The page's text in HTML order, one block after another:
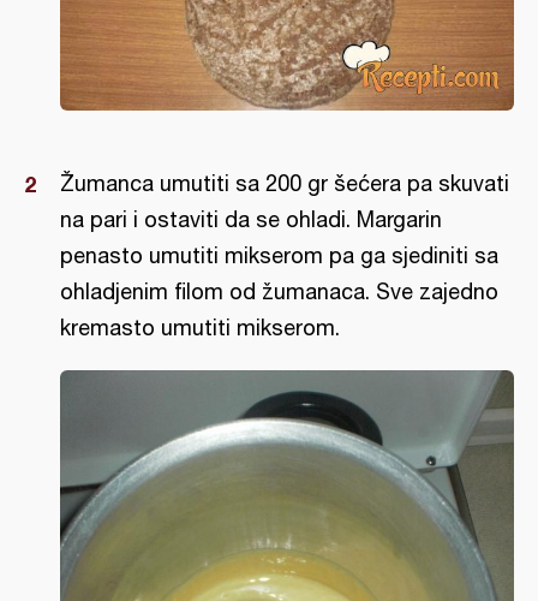
Žumanca umutiti sa 200 gr šećera pa skuvati
na pari i ostaviti da se ohladi. Margarin
penasto umutiti mikserom pa ga sjediniti sa
ohladjenim filom od žumanaca. Sve zajedno
kremasto umutiti mikserom.